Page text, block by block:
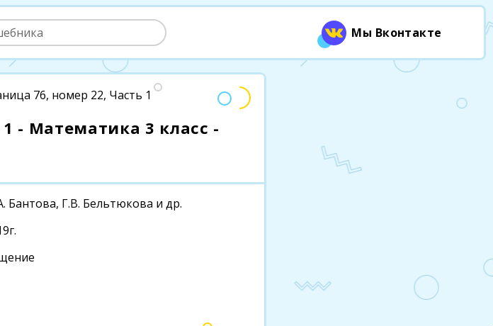
76, номер 22, Часть 1
- Математика 3 класс -
Г.В. Бельтюкова и др.
Мы Вконтакте